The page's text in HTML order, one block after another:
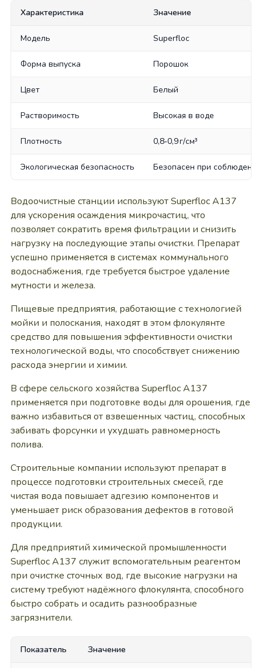
Характеристика Значение
Модель Superfloc
Форма выпуска Порошок
Цвет Белый
Растворимость Высокая в воде
Плотность 0,8‑0,9 г/см³
Экологическая безопасность Безопасен при
Водоочистные станции используют Superfloc A137
для ускорения осаждения микрочастиц, что
позволяет сократить время фильтрации и снизить
нагрузку на последующие этапы очистки. Препарат
успешно применяется в системах коммунального
водоснабжения, где требуется быстрое удаление
мутности и железа.
Пищевые предприятия, работающие с технологией
мойки и полоскания, находят в этом флокулянте
средство для повышения эффективности очистки
технологической воды, что способствует снижению
расхода энергии и химии.
В сфере сельского хозяйства Superfloc A137
применяется при подготовке воды для орошения, где
важно избавиться от взвешенных частиц, способных
забивать форсунки и ухудшать равномерность
полива.
Строительные компании используют препарат в
процессе подготовки строительных смесей, где
чистая вода повышает адгезию компонентов и
уменьшает риск образования дефектов в готовой
продукции.
Для предприятий химической промышленности
Superfloc A137 служит вспомогательным реагентом
при очистке сточных вод, где высокие нагрузки на
систему требуют надёжного флокулянта, способного
быстро собрать и осадить разнообразные
загрязнители.
Показатель Значение